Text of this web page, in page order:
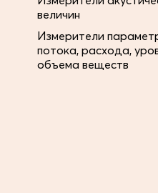
величин
Измерители
потока, расхода,
объема веществ